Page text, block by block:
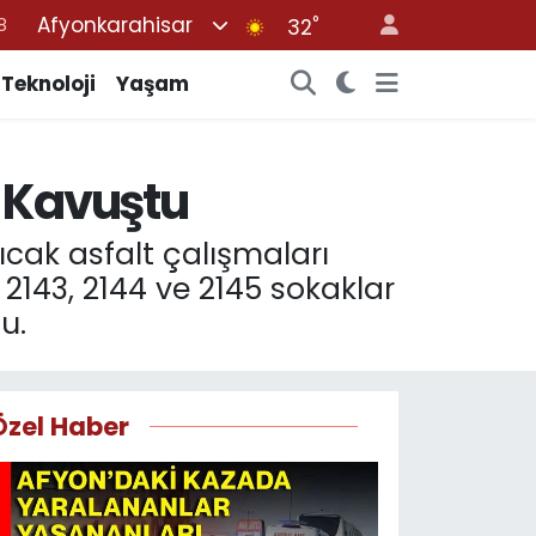
Afyonkarahisar 32°
Teknoloji Yaşam
asfalt çalışmaları
2144 ve 2145 sokaklar
Haber